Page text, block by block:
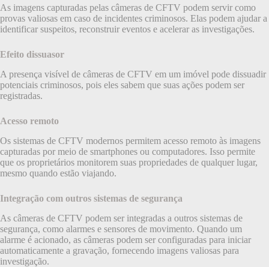
As imagens capturadas pelas câmeras de CFTV podem servir como
provas valiosas em caso de incidentes criminosos. Elas podem ajudar a
identificar suspeitos, reconstruir eventos e acelerar as investigações.
Efeito dissuasor
A presença visível de câmeras de CFTV em um imóvel pode dissuadir
potenciais criminosos, pois eles sabem que suas ações podem ser
registradas.
Acesso remoto
Os sistemas de CFTV modernos permitem acesso remoto às imagens
capturadas por meio de smartphones ou computadores. Isso permite
que os proprietários monitorem suas propriedades de qualquer lugar,
mesmo quando estão viajando.
Integração com outros sistemas de segurança
As câmeras de CFTV podem ser integradas a outros sistemas de
segurança, como alarmes e sensores de movimento. Quando um
alarme é acionado, as câmeras podem ser configuradas para iniciar
automaticamente a gravação, fornecendo imagens valiosas para
investigação.